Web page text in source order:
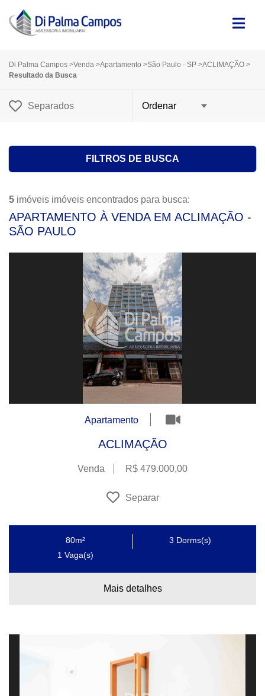
Di Palma Campos >Venda >Apartamento >São Paulo - SP >ACLIMAÇÃO >
Resultado da Busca
Separados
FILTROS DE BUSCA
5 imóveis imóveis encontrados para busca:
APARTAMENTO À VENDA EM ACLIMAÇÃO -
SÃO PAULO
Apartamento
ACLIMAÇÃO
Venda R$ 479.000,00
Separar
80m² 3 Dorms(s)
1Vaga(s)
Mais detalhes